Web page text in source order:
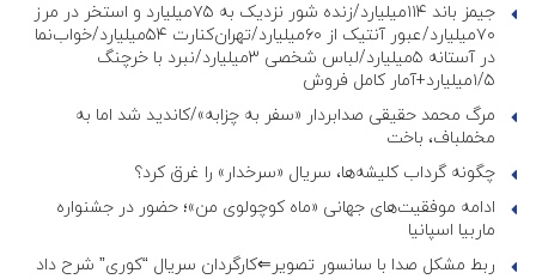
جیمز باند ۱۱۴میلیارد/زنده شور نزدیک به ۷۵میلیارد و استخر در مرز
۷۰میلیارد/عبور آنتیک از ۶۰میلیارد/تهران‌کنارت ۵۴میلیارد/خواب‌نما
در آستانه ۵میلیارد/لباس شخصی ۳میلیارد/نبرد با خرچنگ
۱/۵میلیارد+آمار کامل فروش
مرگ محمد حقیقی صدابردار «سفر به چزابه»/کاندید شد اما به
مخملباف، باخت
چگونه گرداب کلیشه‌ها، سریال «سرخدار» را غرق کرد؟
ادامه موفقیت‌های جهانی «ماه کوچولوی من»؛ حضور در جشنواره
ماربیا اسپانیا
ربط مشکل صدا با سانسور تصویر⇐کارگردان سریال “کوری” شرح داد